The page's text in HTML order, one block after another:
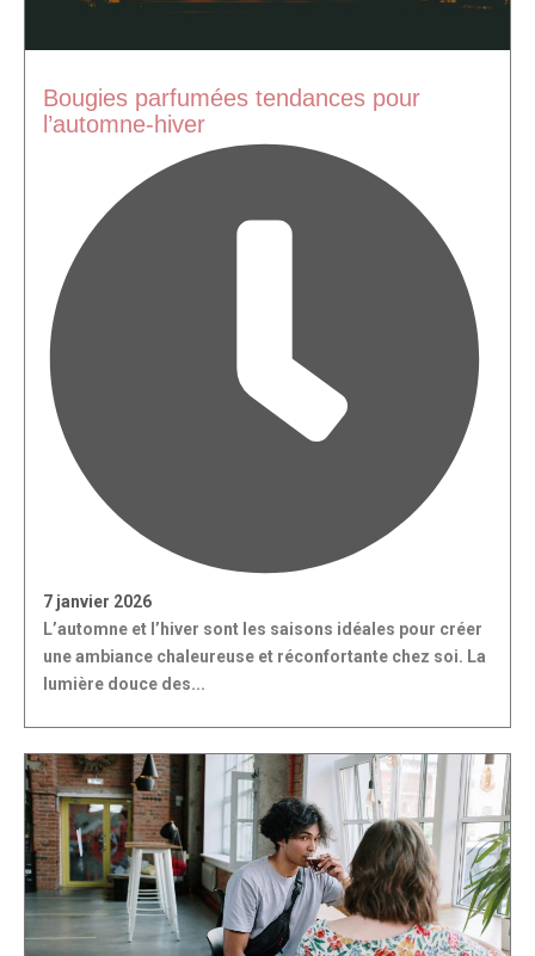
Bougies parfumées tendances pour
l’automne-hiver
7 janvier 2026
L’automne et l’hiver sont les saisons idéales pour créer
une ambiance chaleureuse et réconfortante chez soi. La
lumière douce des...